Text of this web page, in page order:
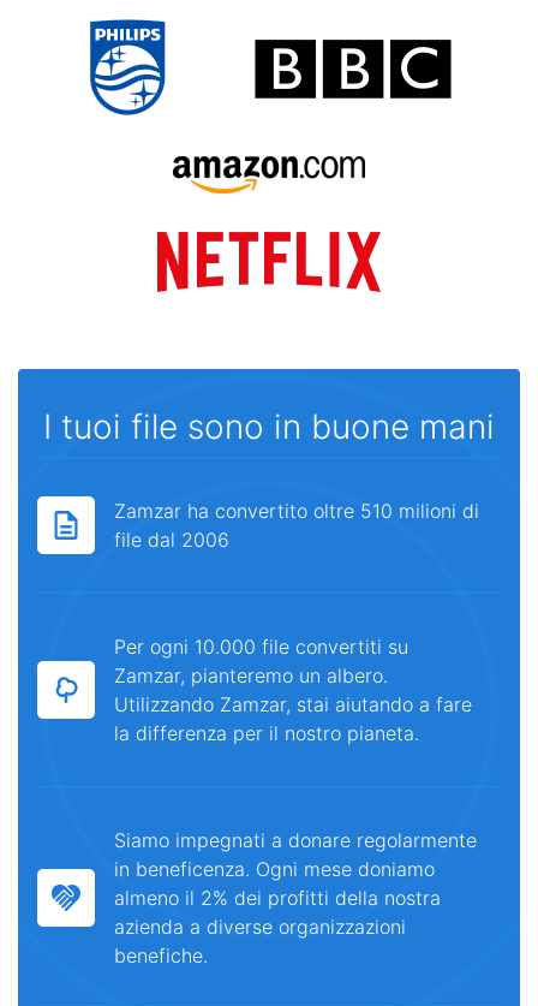
I tuoi file sono in buone mani
Zamzar ha convertito oltre 510 milioni di
file dal 2006
Per ogni 10.000 file convertiti su
Zamzar, pianteremo un albero.
Utilizzando Zamzar, stai aiutando a fare
la differenza per il nostro pianeta.
Siamo impegnati a donare regolarmente
in beneficenza. Ogni mese doniamo
almeno il 2% dei profitti della nostra
azienda a diverse organizzazioni
benefiche.